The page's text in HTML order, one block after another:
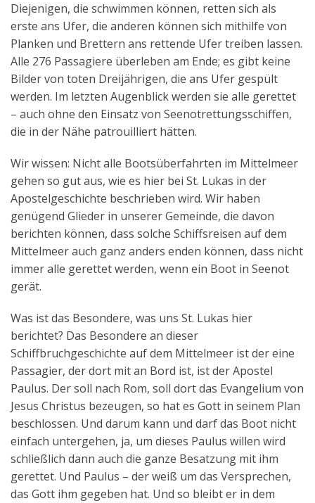
Diejenigen, die schwimmen können, retten sich als
erste ans Ufer, die anderen können sich mithilfe von
Planken und Brettern ans rettende Ufer treiben lassen.
Alle 276 Passagiere überleben am Ende; es gibt keine
Bilder von toten Dreijährigen, die ans Ufer gespült
werden. Im letzten Augenblick werden sie alle gerettet
– auch ohne den Einsatz von Seenotrettungsschiffen,
die in der Nähe patrouilliert hätten.
Wir wissen: Nicht alle Bootsüberfahrten im Mittelmeer
gehen so gut aus, wie es hier bei St. Lukas in der
Apostelgeschichte beschrieben wird. Wir haben
genügend Glieder in unserer Gemeinde, die davon
berichten können, dass solche Schiffsreisen auf dem
Mittelmeer auch ganz anders enden können, dass nicht
immer alle gerettet werden, wenn ein Boot in Seenot
gerät.
Was ist das Besondere, was uns St. Lukas hier
berichtet? Das Besondere an dieser
Schiffbruchgeschichte auf dem Mittelmeer ist der eine
Passagier, der dort mit an Bord ist, ist der Apostel
Paulus. Der soll nach Rom, soll dort das Evangelium von
Jesus Christus bezeugen, so hat es Gott in seinem Plan
beschlossen. Und darum kann und darf das Boot nicht
einfach untergehen, ja, um dieses Paulus willen wird
schließlich dann auch die ganze Besatzung mit ihm
gerettet. Und Paulus – der weiß um das Versprechen,
das Gott ihm gegeben hat. Und so bleibt er in dem